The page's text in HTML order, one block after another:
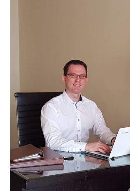
Mentorings
Aktivitātes
Par mums
Kontakti
About us